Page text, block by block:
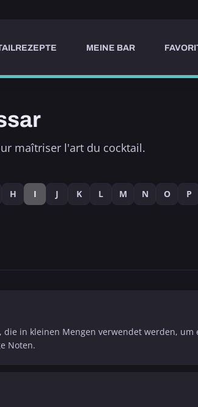
MEINE BAR
maîtriser l'art du cocktail.
H I J K L M N O P
in kleinen Mengen verwendet werden, um
Noten.